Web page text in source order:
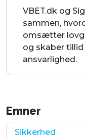
VBET.dk og
sammen,
omsætter
og skaber
ansvarlighed.
Emner
Sikkerhed